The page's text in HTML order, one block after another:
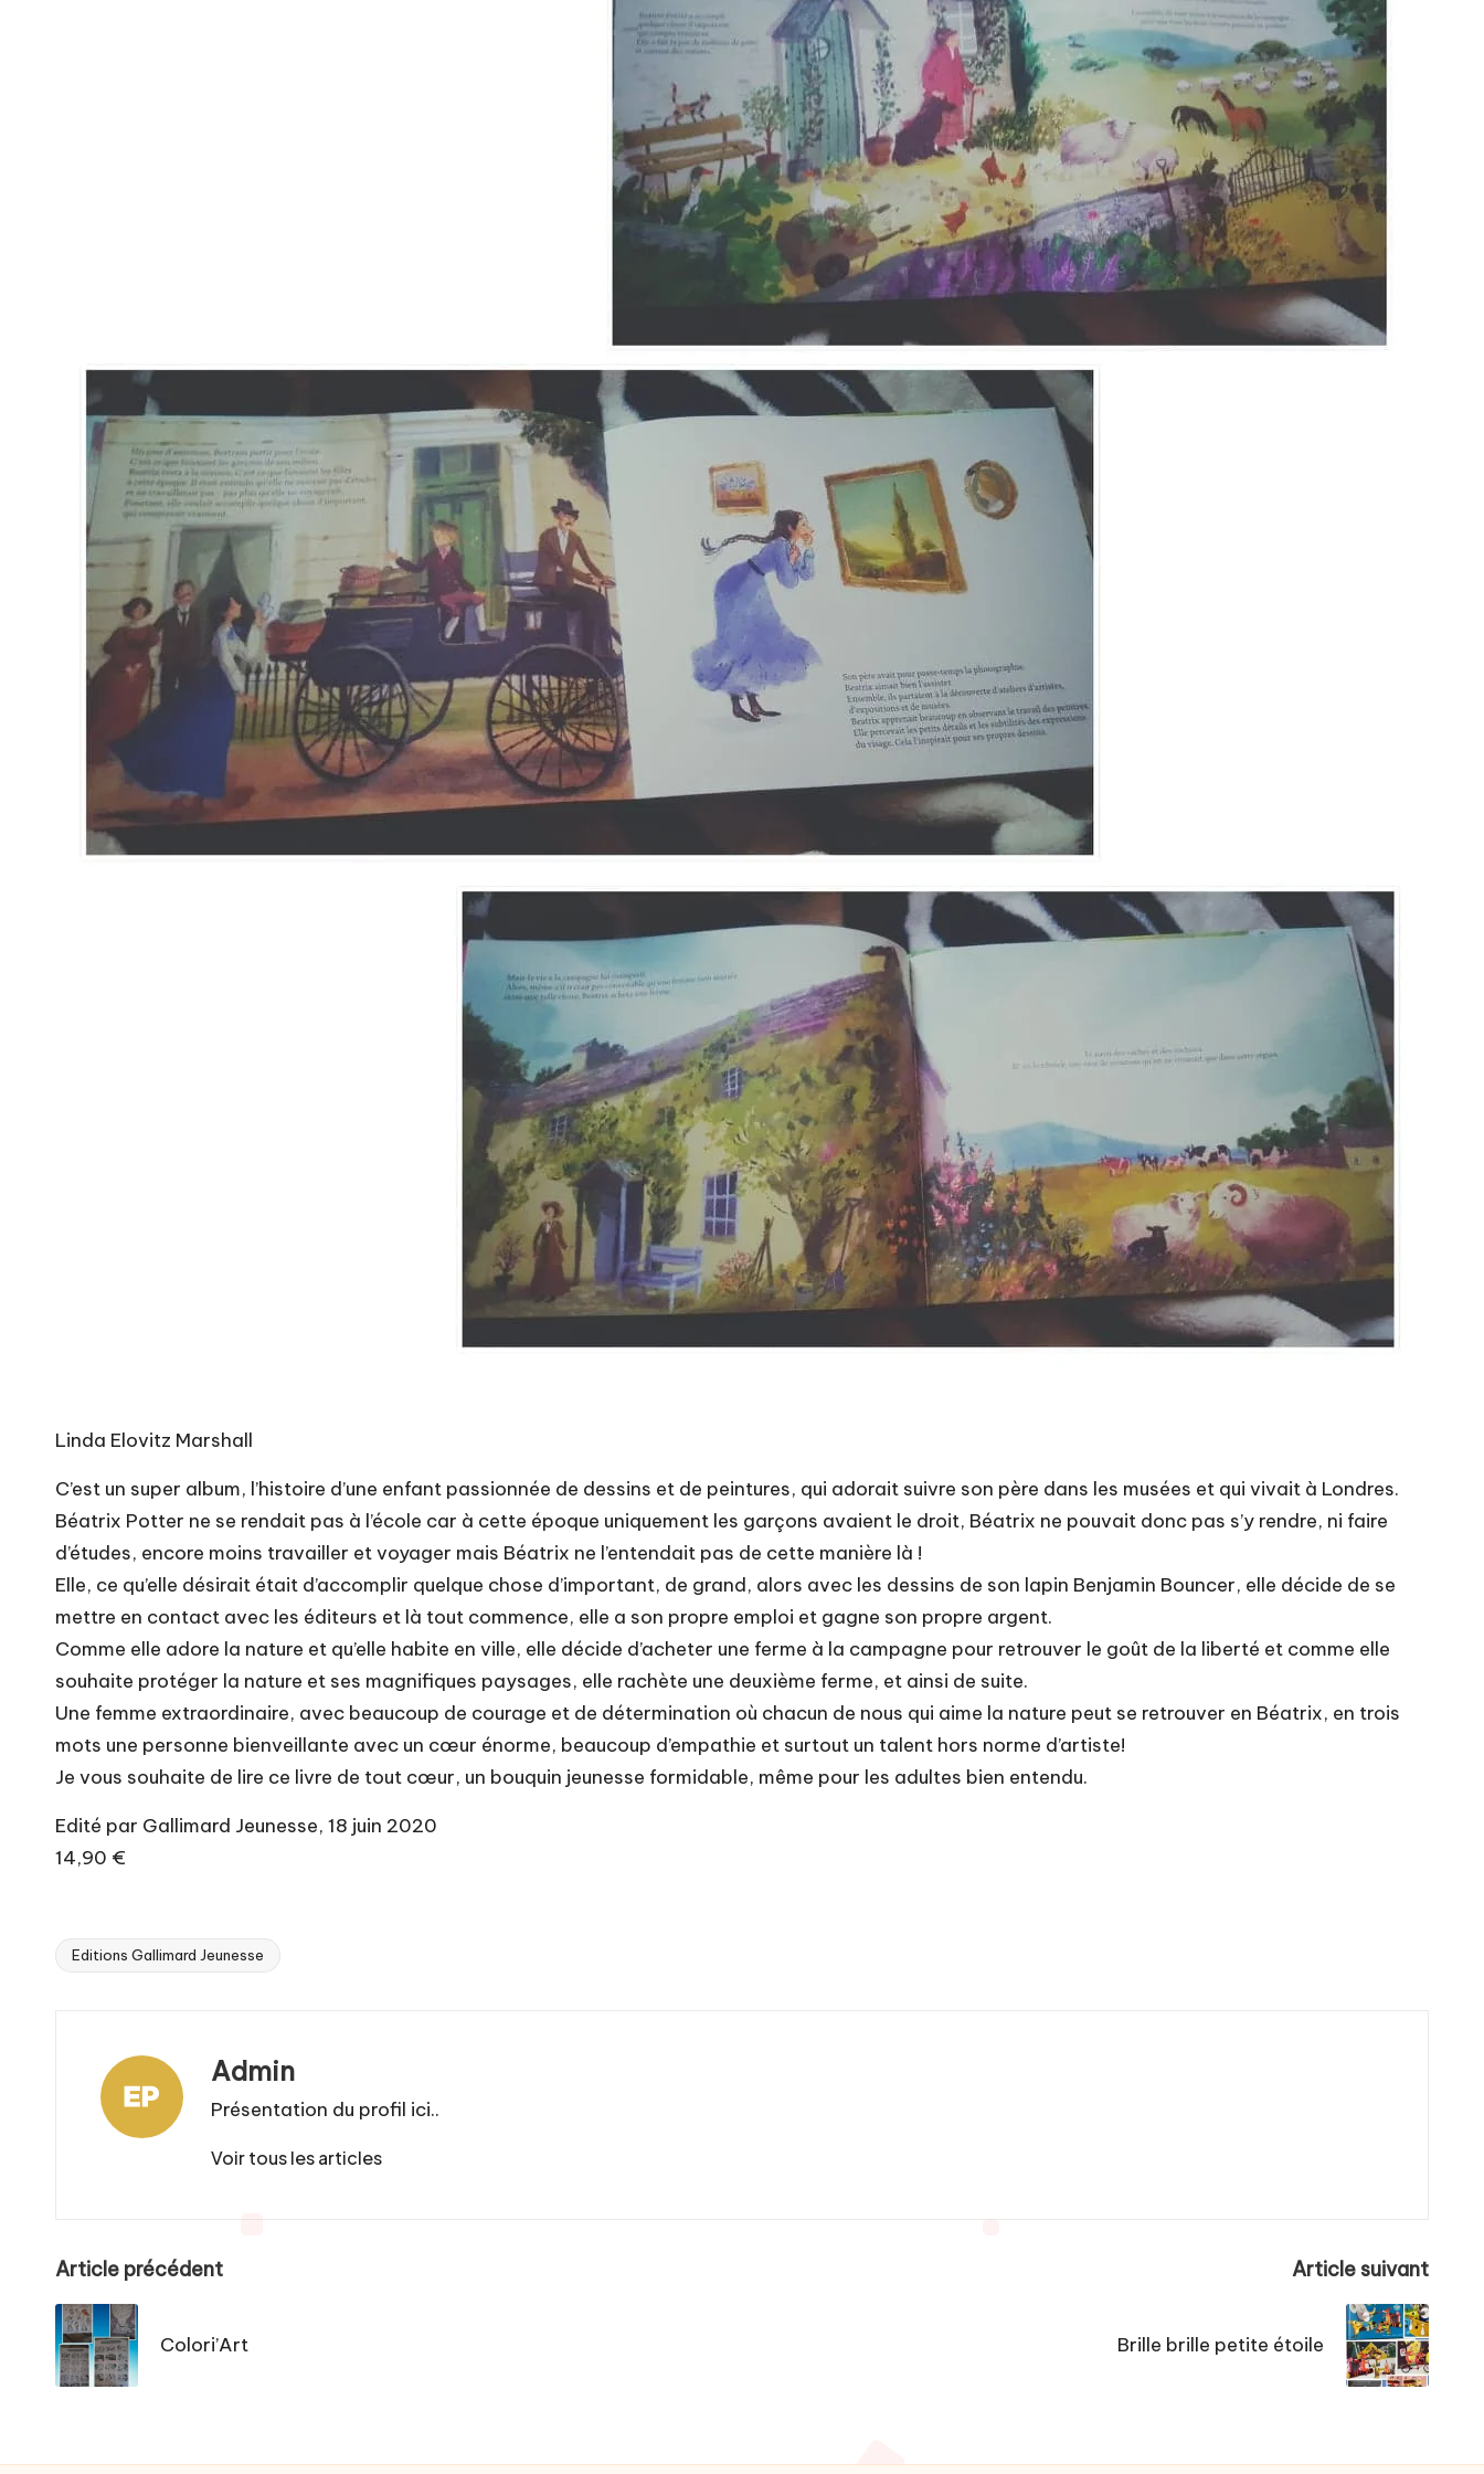
Linda Elovitz Marshall
C’est un super album, l’histoire d’une enfant passionnée de dessins et de peintures, qui adorait suivre son père dans les musées et qui vivait à Londres.
Béatrix Potter ne se rendait pas à l’école car à cette époque uniquement les garçons avaient le droit, Béatrix ne pouvait donc pas s’y rendre, ni faire
d’études, encore moins travailler et voyager mais Béatrix ne l’entendait pas de cette manière là !
Elle, ce qu’elle désirait était d’accomplir quelque chose d’important, de grand, alors avec les dessins de son lapin Benjamin Bouncer, elle décide de se
mettre en contact avec les éditeurs et là tout commence, elle a son propre emploi et gagne son propre argent.
Comme elle adore la nature et qu’elle habite en ville, elle décide d’acheter une ferme à la campagne pour retrouver le goût de la liberté et comme elle
souhaite protéger la nature et ses magnifiques paysages, elle rachète une deuxième ferme, et ainsi de suite.
Une femme extraordinaire, avec beaucoup de courage et de détermination où chacun de nous qui aime la nature peut se retrouver en Béatrix, en trois
mots une personne bienveillante avec un cœur énorme, beaucoup d’empathie et surtout un talent hors norme d’artiste!
Je vous souhaite de lire ce livre de tout cœur, un bouquin jeunesse formidable, même pour les adultes bien entendu.
Edité par Gallimard Jeunesse, 18 juin 2020
14,90 €
Tags:
Editions Gallimard Jeunesse
Admin
Présentation du profil ici..
Voir tous les articles
Post
navigation
Article précédent
Colori’Art
Article suivant
Brille brille petite étoile